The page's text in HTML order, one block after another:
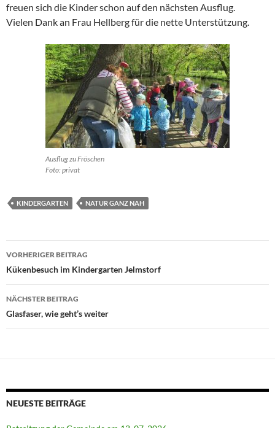
freuen sich die Kinder schon auf den nächsten Ausflug.
Vielen Dank an Frau Hellberg für die nette Unterstützung.
Ausflug zu Fröschen
Foto: privat
KINDERGARTEN NATUR GANZ NAH
Beitragsnavigation
VORHERIGER BEITRAG
Kükenbesuch im Kindergarten Jelmstorf
NÄCHSTER BEITRAG
Glasfaser, wie geht’s weiter
NEUESTE BEITRÄGE